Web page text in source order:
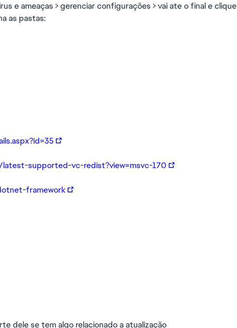
e ameaças > gerenciar configurações > vai ate o final e clique
as pastas:
supported-vc-redist?view=msvc-170
framework
dele se tem algo relacionado a atualização